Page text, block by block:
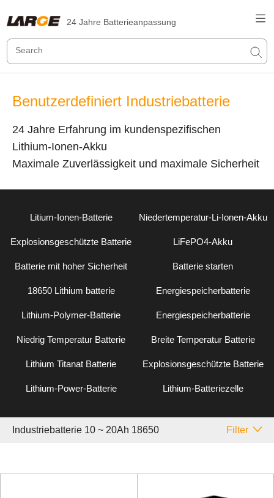
24 Jahre Batterieanpassung
Benutzerdefiniert Industriebatterie
24 Jahre Erfahrung im kundenspezifischen
Lithium-Ionen-Akku
Maximale Zuverlässigkeit und maximale Sicherheit
Litium-Ionen-Batterie Niedertemperatur-Li-Ionen-Akku
Explosionsgeschützte Batterie LiFePO4-Akku
Batterie mit hoher Sicherheit Batterie starten
18650 Lithium batterie Energiespeicherbatterie
Lithium-Polymer-Batterie Energiespeicherbatterie
Niedrig Temperatur Batterie Breite Temperatur Batterie
Lithium Titanat Batterie Explosionsgeschützte Batterie
Lithium-Power-Batterie Lithium-Batteriezelle
Industriebatterie 10 ~ 20Ah 18650 Filter